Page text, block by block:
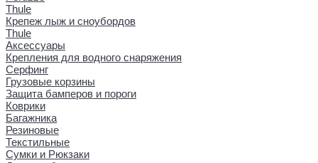
Thule
Крепеж лыж и сноубордов
Thule
Аксессуары
Крепления для водного снаряжения
Серфинг
Грузовые корзины
Защита бамперов и пороги
Коврики
Багажника
Резиновые
Текстильные
Сумки и Рюкзаки